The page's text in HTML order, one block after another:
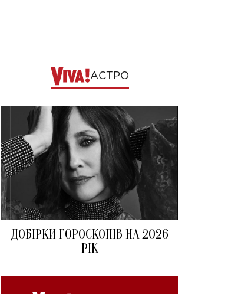
АСТРО
ДОБІРКИ ГОРОСКОПІВ НА 2026
РІК